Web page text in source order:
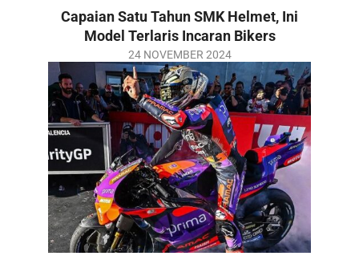
Capaian Satu Tahun SMK Helmet, Ini
Model Terlaris Incaran Bikers
11-
24
24 NOVEMBER 2024